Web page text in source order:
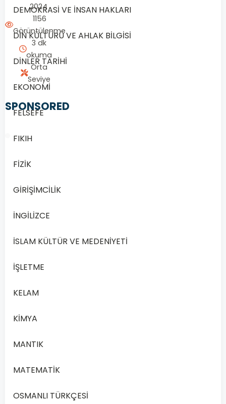
2024
1156
Görüntülenme
3 dk
okuma
Orta
Seviye
SPONSORED
Kur’an-
Kerim’de
kadar
yapanın
zerre
kötülük
da
DEMOKRASİ VE İNSAN HAKLARI
DİN KÜLTÜRÜ VE AHLAK BİLGİSİ
DİNLER TARİHİ
EKONOMİ
FELSEFE
FIKIH
FİZİK
GİRİŞİMCİLİK
İNGİLİZCE
İSLAM KÜLTÜR VE MEDENİYETİ
İŞLETME
KELAM
KİMYA
MANTIK
MATEMATİK
OSMANLI TÜRKÇESİ